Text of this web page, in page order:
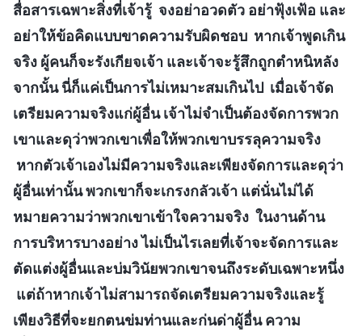
สื่อสารเฉพาะสิ่งที่เจ้ารู้ จงอย่าอวดตัว อย่าฟุ้งเฟ้อ และ
อย่าให้ข้อคิดแบบขาดความรับผิดชอบ หากเจ้าพูดเกิน
จริง ผู้คนก็จะรังเกียจเจ้า และเจ้าจะรู้สึกถูกตำหนิหลัง
จากนั้น นี่ก็แค่เป็นการไม่เหมาะสมเกินไป เมื่อเจ้าจัด
เตรียมความจริงแก่ผู้อื่น เจ้าไม่จำเป็นต้องจัดการพวก
เขาและดุว่าพวกเขาเพื่อให้พวกเขาบรรลุความจริง
หากตัวเจ้าเองไม่มีความจริงและเพียงจัดการและดุว่า
ผู้อื่นเท่านั้น พวกเขาก็จะเกรงกลัวเจ้า แต่นั่นไม่ได้
หมายความว่าพวกเขาเข้าใจความจริง ในงานด้าน
การบริหารบางอย่าง ไม่เป็นไรเลยที่เจ้าจะจัดการและ
ตัดแต่งผู้อื่นและบ่มวินัยพวกเขาจนถึงระดับเฉพาะหนึ่ง
แต่ถ้าหากเจ้าไม่สามารถจัดเตรียมความจริงและรู้
เพียงวิธีที่จะยกตนข่มท่านและก่นด่าผู้อื่น ความ